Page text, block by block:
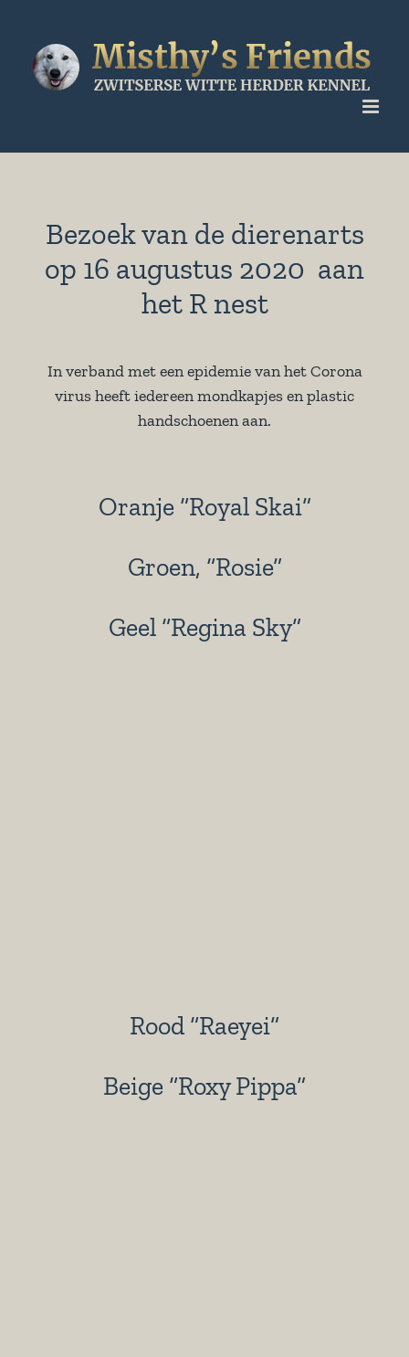
inhoud
Bezoek van de dierenarts
op 16 augustus 2020 aan
het R nest
In verband met een epidemie van het Corona
virus heeft iedereen mondkapjes en plastic
handschoenen aan.
Oranje “Royal Skai”
Groen, “Rosie”
Geel “Regina Sky”
Rood “Raeyei”
Beige “Roxy Pippa”